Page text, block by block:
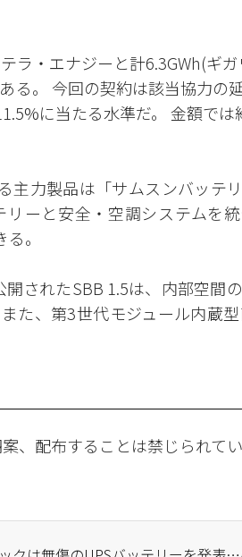
ラ・エナジーと計6.3GWh(ギ
る。 今回の契約は該当協力の
に当たる水準だ。 金額では
力製品は「サムスンバッテリ
ーと安全・空調システムを
。
されたSBB 1.5は、内部空間
た、第3世代モジュール内蔵
、配布することは禁じられてい